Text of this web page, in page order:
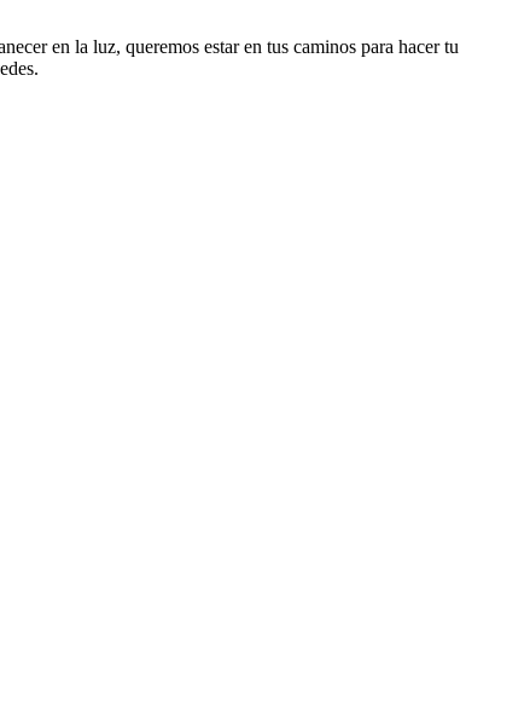
en la luz, queremos estar en tus caminos para hacer tu